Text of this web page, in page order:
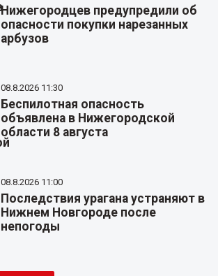
Нижегородцев предупредили об
опасности покупки нарезанных
арбузов
08.8.2026 11:30
Беспилотная опасность
объявлена в Нижегородской
области 8 августа
08.8.2026 11:00
Последствия урагана устраняют в
Нижнем Новгороде после
непогоды